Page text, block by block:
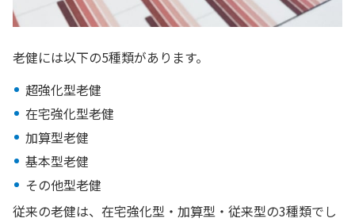
老健には以下の5種類があります。
超強化型老健
在宅強化型老健
加算型老健
基本型老健
その他型老健
従来の老健は、在宅強化型・加算型・従来型の3種類でし